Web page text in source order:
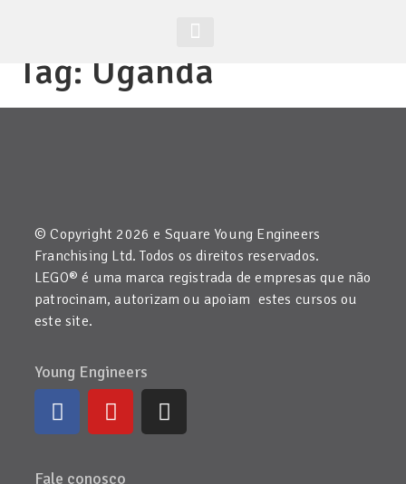
Tag: Uganda
© Copyright 2026 e Square Young Engineers
Franchising Ltd. Todos os direitos reservados.
LEGO® é uma marca registrada de empresas que não
patrocinam, autorizam ou apoiam estes cursos ou
este site.
Young Engineers
Fale conosco